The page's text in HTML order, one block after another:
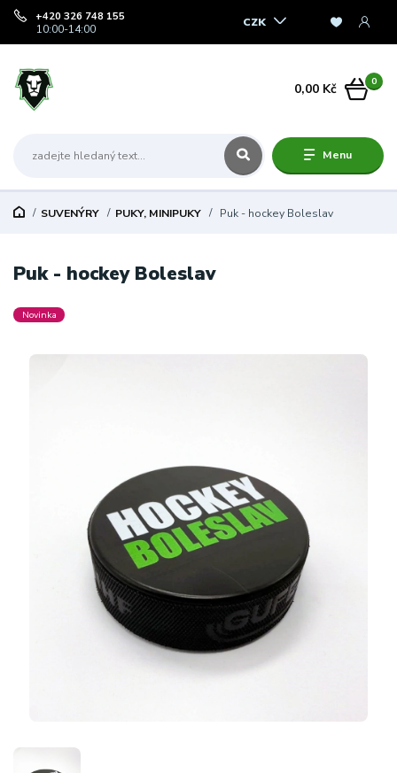
Menu
CZK
+420 326 748 155
10:00-14:00
0
0,00 Kč
SUVENÝRY PUKY, MINIPUKY Puk - hockey Boleslav
Puk - hockey Boleslav
Novinka